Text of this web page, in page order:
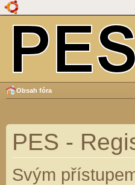
Obsah fóra
PES -
Svým